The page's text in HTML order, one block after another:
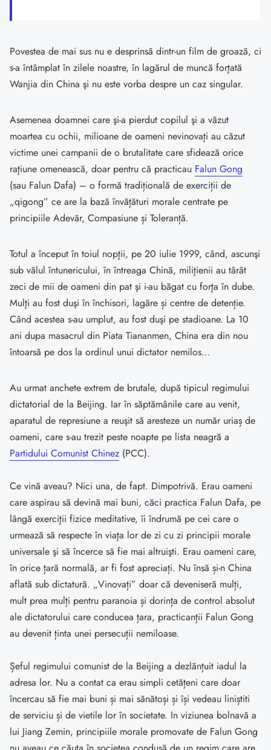
Povestea de mai sus nu e desprinsă dintr-un film de groază, ci
s-a întâmplat în zilele noastre, în lagărul de muncă forţată
Wanjia din China şi nu este vorba despre un caz singular.
Asemenea doamnei care şi-a pierdut copilul şi a văzut
moartea cu ochii, milioane de oameni nevinovaţi au căzut
victime unei campanii de o brutalitate care sfidează orice
raţiune omenească, doar pentru că practicau Falun Gong
(sau Falun Dafa) – o formă tradițională de exerciții de
„qigong” ce are la bază învățături morale centrate pe
principiile Adevăr, Compasiune și Toleranță.
Totul a început în toiul nopţii, pe 20 iulie 1999, când, ascunşi
sub vălul întunericului, în întreaga Chină, miliţienii au târât
zeci de mii de oameni din pat şi i-au băgat cu forţa în dube.
Mulţi au fost duşi în închisori, lagăre și centre de detenție.
Când acestea s-au umplut, au fost duşi pe stadioane. La 10
ani dupa masacrul din Piata Tiananmen, China era din nou
întoarsă pe dos la ordinul unui dictator nemilos…
Au urmat anchete extrem de brutale, după tipicul regimului
dictatorial de la Beijing. Iar în săptămânile care au venit,
aparatul de represiune a reuşit să aresteze un număr uriaș de
oameni, care s-au trezit peste noapte pe lista neagră a
Partidului Comunist Chinez (PCC).
Ce vină aveau? Nici una, de fapt. Dimpotrivă. Erau oameni
care aspirau să devină mai buni, căci practica Falun Dafa, pe
lângă exerciţii fizice meditative, îi îndrumă pe cei care o
urmează să respecte în viaţa lor de zi cu zi principii morale
universale şi să încerce să fie mai altruişti. Erau oameni care,
în orice țară normală, ar fi fost apreciați. Nu însă și-n China
aflată sub dictatură. „Vinovați” doar că deveniseră mulți,
mult prea mulți pentru paranoia și dorința de control absolut
ale dictatorului care conducea țara, practicanții Falun Gong
au devenit ținta unei persecuții nemiloase.
Șeful regimului comunist de la Beijing a dezlănțuit iadul la
adresa lor. Nu a contat ca erau simpli cetățeni care doar
încercau să fie mai buni și mai sănătoși și își vedeau liniștiti
de serviciu și de vietile lor în societate. In viziunea bolnavă a
lui Jiang Zemin, principiile morale promovate de Falun Gong